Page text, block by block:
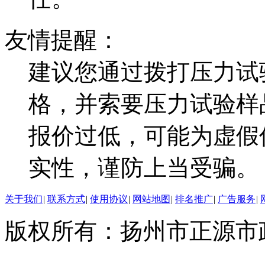
友情提醒：
建议您通过拨打压力
格，并索要压力试验
报价过低，可能为虚
实性，谨防上当受骗。
关于我们| 联系方式| 使用协议| 网站地图 | 排名推广| 广告服务|
版权所有：扬州市正源